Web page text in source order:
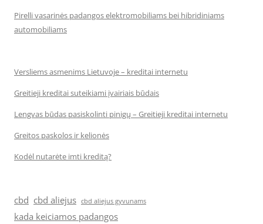
Pirelli vasarinės padangos elektromobiliams bei hibridiniams
automobiliams
Versliems asmenims Lietuvoje – kreditai internetu
Greitieji kreditai suteikiami įvairiais būdais
Lengvas būdas pasiskolinti pinigų – Greitieji kreditai internetu
Greitos paskolos ir kelionės
Kodėl nutarėte imti kreditą?
cbd cbd aliejus cbd aliejus gyvunams
kada keiciamos padangos